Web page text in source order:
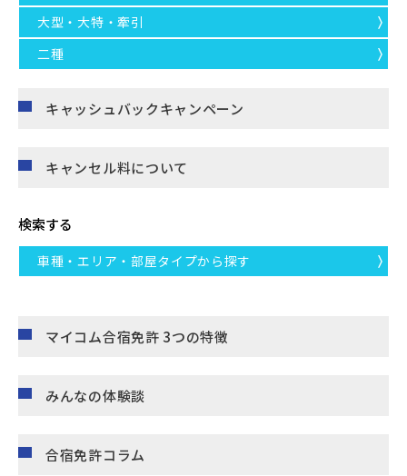
大型・大特・牽引
二種
キャッシュバックキャンペーン
キャンセル料について
検索する
車種・エリア・部屋タイプから探す
マイコム合宿免許 3つの特徴
みんなの体験談
合宿免許コラム